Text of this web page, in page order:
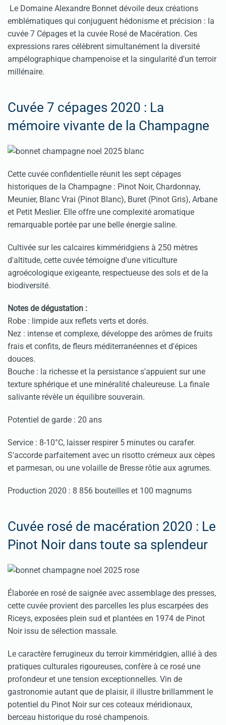
Le Domaine Alexandre Bonnet dévoile deux créations
emblématiques qui conjuguent hédonisme et précision : la
cuvée 7 Cépages et la cuvée Rosé de Macération. Ces
expressions rares célèbrent simultanément la diversité
ampélographique champenoise et la singularité d'un terroir
millénaire.
Cuvée 7 cépages 2020 : La
mémoire vivante de la Champagne
Cette cuvée confidentielle réunit les sept cépages
historiques de la Champagne : Pinot Noir, Chardonnay,
Meunier, Blanc Vrai (Pinot Blanc), Buret (Pinot Gris), Arbane
et Petit Meslier. Elle offre une complexité aromatique
remarquable portée par une belle énergie saline.
Cultivée sur les calcaires kimméridgiens à 250 mètres
d'altitude, cette cuvée témoigne d'une viticulture
agroécologique exigeante, respectueuse des sols et de la
biodiversité.
Notes de dégustation :
Robe : limpide aux reflets verts et dorés.
Nez : intense et complexe, développe des arômes de fruits
frais et confits, de fleurs méditerranéennes et d'épices
douces.
Bouche : la richesse et la persistance s'appuient sur une
texture sphérique et une minéralité chaleureuse. La finale
salivante révèle un équilibre souverain.
Potentiel de garde : 20 ans
Service : 8-10°C, laisser respirer 5 minutes ou carafer.
S'accorde parfaitement avec un risotto crémeux aux cèpes
et parmesan, ou une volaille de Bresse rôtie aux agrumes.
Production 2020 : 8 856 bouteilles et 100 magnums
Cuvée rosé de macération 2020 : Le
Pinot Noir dans toute sa splendeur
Élaborée en rosé de saignée avec assemblage des presses,
cette cuvée provient des parcelles les plus escarpées des
Riceys, exposées plein sud et plantées en 1974 de Pinot
Noir issu de sélection massale.
Le caractère ferrugineux du terroir kimméridgien, allié à des
pratiques culturales rigoureuses, confère à ce rosé une
profondeur et une tension exceptionnelles. Vin de
gastronomie autant que de plaisir, il illustre brillamment le
potentiel du Pinot Noir sur ces coteaux méridionaux,
berceau historique du rosé champenois.